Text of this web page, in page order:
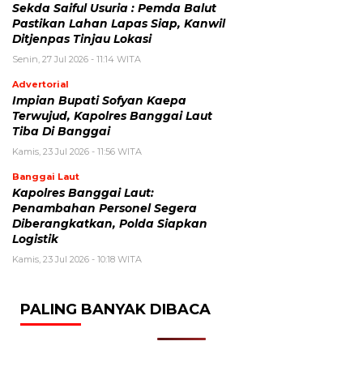
Sekda Saiful Usuria : Pemda Balut
Pastikan Lahan Lapas Siap, Kanwil
Ditjenpas Tinjau Lokasi
Senin, 27 Jul 2026 - 11:14 WITA
Advertorial
Impian Bupati Sofyan Kaepa
Terwujud, Kapolres Banggai Laut
Tiba Di Banggai
Kamis, 23 Jul 2026 - 11:56 WITA
Banggai Laut
Kapolres Banggai Laut:
Penambahan Personel Segera
Diberangkatkan, Polda Siapkan
Logistik
Kamis, 23 Jul 2026 - 10:18 WITA
PALING BANYAK DIBACA